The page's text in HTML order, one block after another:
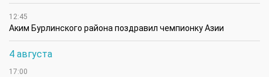
12:45
Аким Бурлинского района поздравил чемпионку Азии
4 августа
17:00